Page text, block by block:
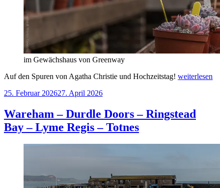
im Gewächshaus von Greenway
Auf den Spuren von Agatha Christie und Hochzeitstag! „Greenways
weiterlesen
Veröffentlicht
25. Februar 202627. April 2026
Wareham – Durdle Doors – Ringstead
Bay – Lyme Regis – Totnes